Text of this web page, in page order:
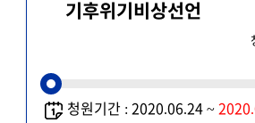
기후위기비상선언
청원기간 : 2020.06.24 ~